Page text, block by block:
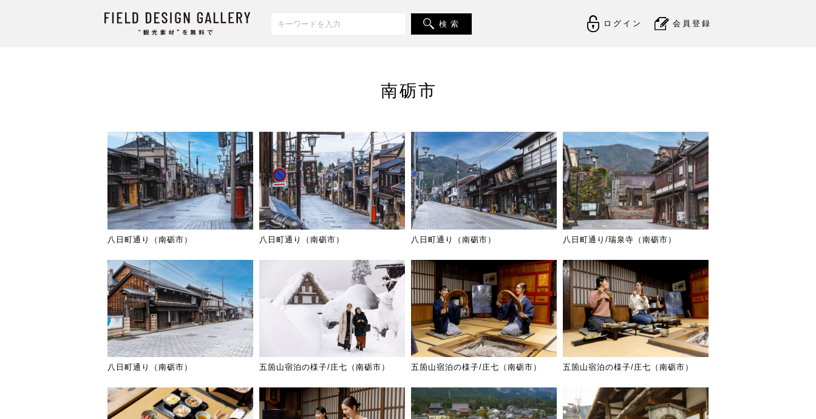
検 索 ログイン 会員登録
南砺市
八日町通り（南砺市） 八日町通り（南砺市） 八日町通り（南砺市） 八日町通り/瑞泉寺（南砺市）
八日町通り（南砺市） 五箇山宿泊の様子/庄七（南砺市） 五箇山宿泊の様子/庄七（南砺市） 五箇山宿泊の様子/庄七（南砺市）